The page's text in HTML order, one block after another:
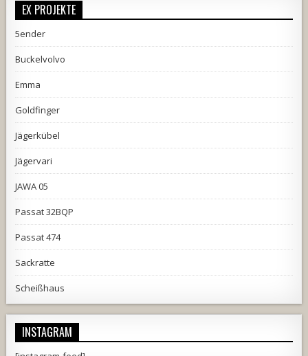
EX PROJEKTE
5ender
Buckelvolvo
Emma
Goldfinger
Jägerkübel
Jägervari
JAWA 05
Passat 32BQP
Passat 474
Sackratte
Scheißhaus
INSTAGRAM